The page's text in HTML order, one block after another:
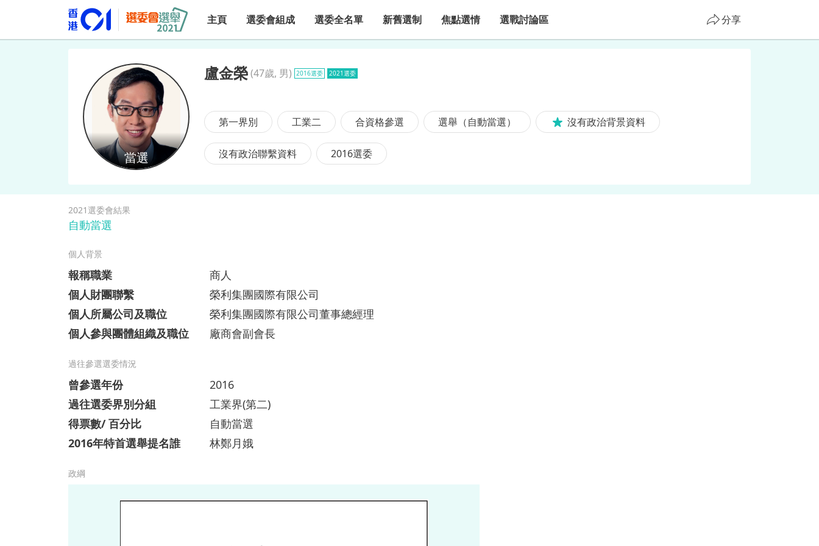
主頁 選委會組成 選委全名單 新舊選制 焦點選情 選戰討論區 分享
盧金榮
盧金榮(47歲, 男) 2016選委 2021選委
第一界別 工業二 合資格參選 選舉（自動當選） 沒有政治背景資料
沒有政治聯繫資料 2016選委
2021選委會結果
自動當選
個人背景
報稱職業
商人
個人財團聯繫
榮利集團國際有限公司
個人所屬公司及職位
榮利集團國際有限公司董事總經理
個人參與團體組織及職位
廠商會副會長
過往參選選委情況
曾參選年份
2016
過往選委界別分組
工業界(第二)
得票數/ 百分比
自動當選
2016年特首選舉提名誰
林鄭月娥
政綱